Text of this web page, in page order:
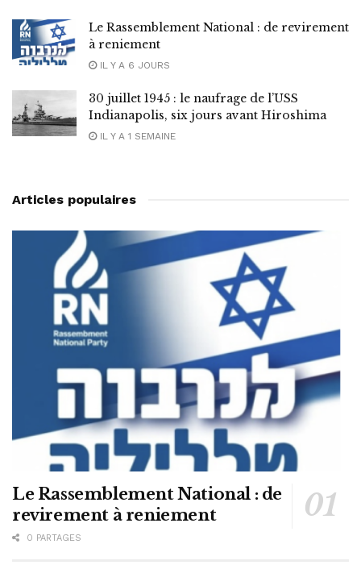
Le Rassemblement National : de revirement
à reniement
IL Y A 6 JOURS
30 juillet 1945 : le naufrage de l’USS
Indianapolis, six jours avant Hiroshima
IL Y A 1 SEMAINE
Articles populaires
Le Rassemblement National : de
revirement à reniement
0 PARTAGES